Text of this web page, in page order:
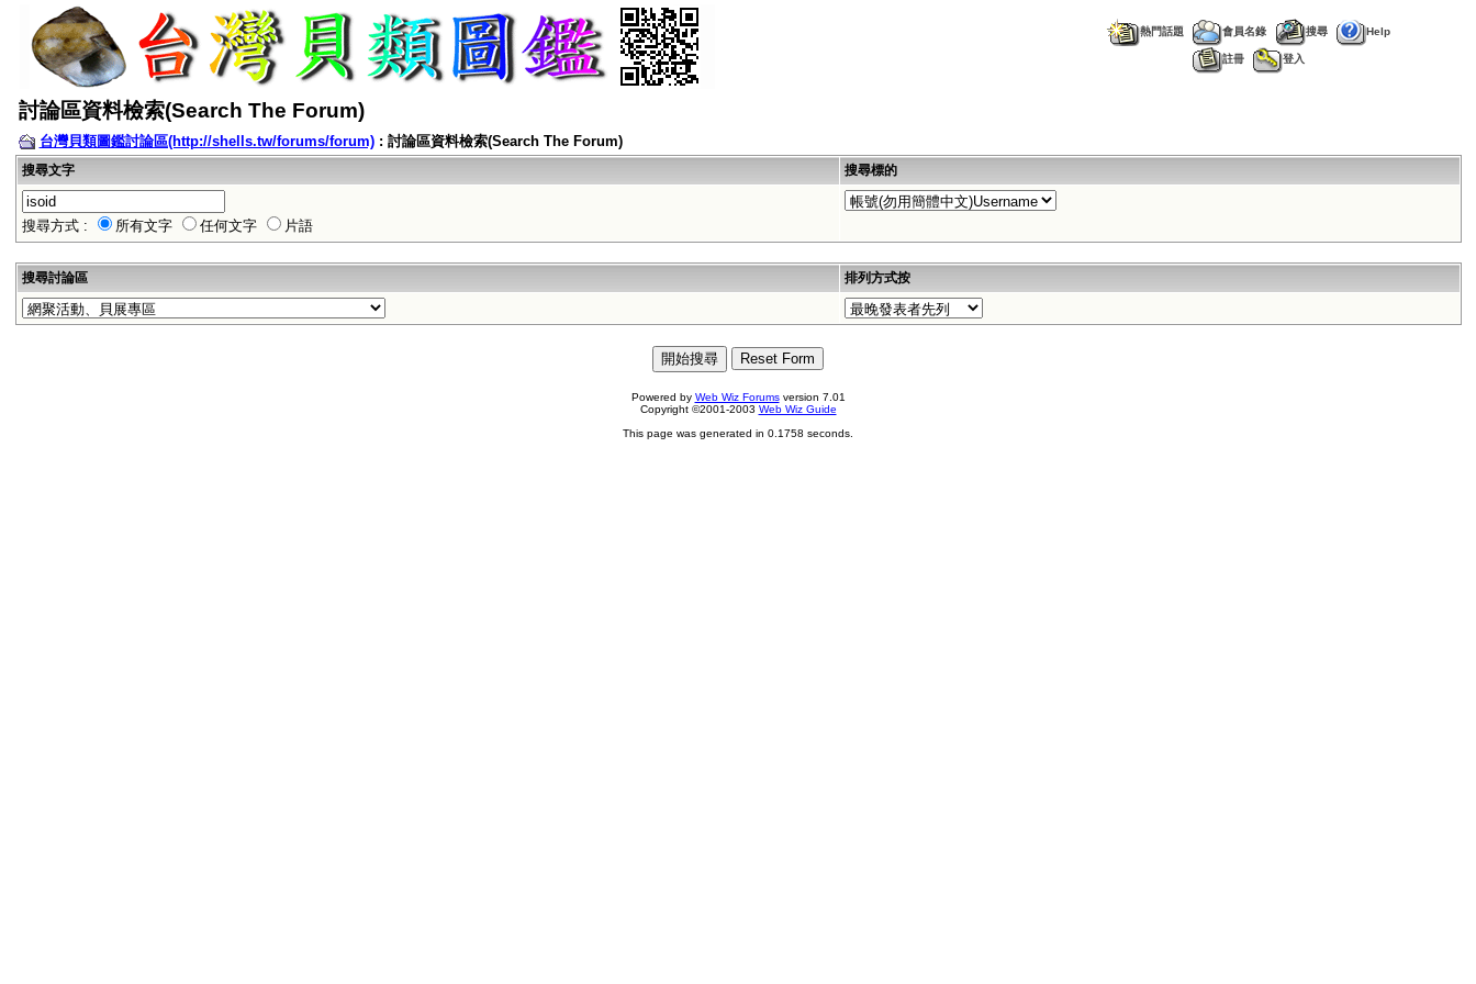
熱門話題 會員名錄 搜尋 Help
註冊 登入
討論區資料檢索(Search The Forum)
台灣貝類圖鑑討論區(http://shells.tw/forums/forum): 討論區資料檢索(Search The Forum)
搜尋文字 搜尋標的
搜尋方式 : 所有文字 任何文字 片語
搜尋討論區 排列方式按
Powered by Web Wiz Forumsversion 7.01
Copyright ©2001-2003 Web Wiz Guide
This page was generated in 0.1758 seconds.